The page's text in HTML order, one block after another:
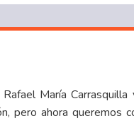
María Carrasquilla
, pero ahora queremos